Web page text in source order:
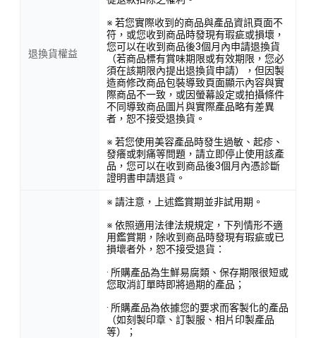
退換貨權益
※ 若您實際收到的商品與產品資訊頁面不
符，或您收到商品時發現有瑕疵或損壞，
您可以在收到商品後3個月內申請退換貨
（若商品標有賞味期限或有效期限，您必
須在該期限內提出退換貨申請），但因製
造商修改商品包裝導致頁面顯示內容與實
際商品不一致，或因螢幕設定或拍攝條件
不同導致商品圖片與實際產品略有差異
者，恕不接受退換貨。
※ 若您使用美容產品時發生過敏、起疹、
發癢或刺痛等問題，請立即停止使用該產
品，您可以在收到商品後3個月內憑診斷
證明書申請退貨。
※ 請注意，上述鑑賞期並非試用期。
※ 依照適用法律法規規定，下列情形不適
用鑑賞期，除收到商品時發現有瑕疵或已
損壞者外，恕不接受退貨：
· 所購產品為生鮮易腐類、保存期限很短或
您取消訂單時即將過期的產品；
· 所購產品為依據您的要求而客製化的產品
（如刻製印章、訂製服、相片印製產品
等）；